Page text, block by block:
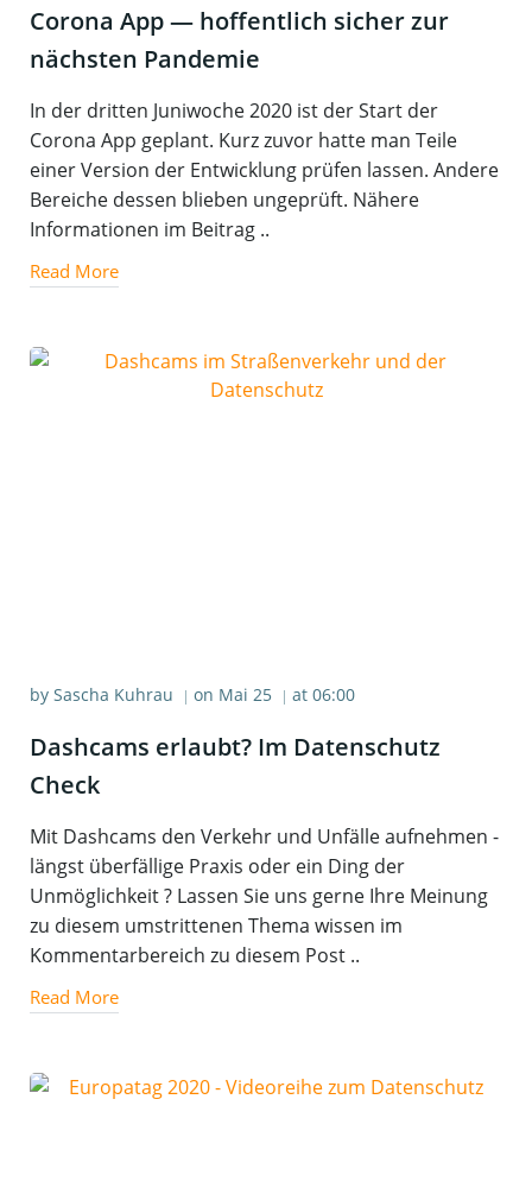
Coro­na App — hof­fent­lich sicher zur
nächs­ten Pandemie
In der dritten Juniwoche 2020 ist der Start der
Corona App geplant. Kurz zuvor hatte man Teile
einer Version der Entwicklung prüfen lassen. Andere
Bereiche dessen blieben ungeprüft. Nähere
Informationen im Beitrag ..
Read More
by Sascha Kuhrau | on Mai 25 | at 06:00
Dash­cams erlaubt? Im Daten­schutz
Check
Mit Dashcams den Verkehr und Unfälle aufnehmen -
längst überfällige Praxis oder ein Ding der
Unmöglichkeit ? Lassen Sie uns gerne Ihre Meinung
zu diesem umstrittenen Thema wissen im
Kommentarbereich zu diesem Post ..
Read More